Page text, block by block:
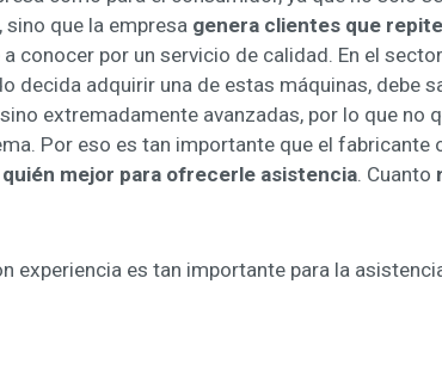
, sino que la empresa genera clientes que
a conocer por un servicio de calidad. En el
decida adquirir una de estas máquinas, debe
extremadamente avanzadas, por lo que no
Por eso es tan importante que el fabricante
mejor para ofrecerle asistencia. Cuanto
experiencia es tan importante para la